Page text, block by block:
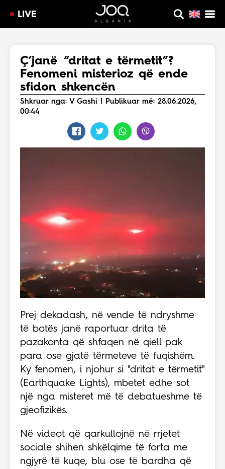
LIVE
Ç’janë “dritat e tërmetit”?
Fenomeni misterioz që ende
sfidon shkencën
Shkruar nga: V Gashi | Publikuar më: 28.06.2026,
00:44
Prej dekadash, në vende të ndryshme
të botës janë raportuar drita të
pazakonta që shfaqen në qiell pak
para ose gjatë tërmeteve të fuqishëm.
Ky fenomen, i njohur si "dritat e tërmetit"
(Earthquake Lights), mbetet edhe sot
një nga misteret më të debatueshme të
gjeofizikës.
Në videot që qarkullojnë në rrjetet
sociale shihen shkëlqime të forta me
ngjyrë të kuqe, blu ose të bardha që